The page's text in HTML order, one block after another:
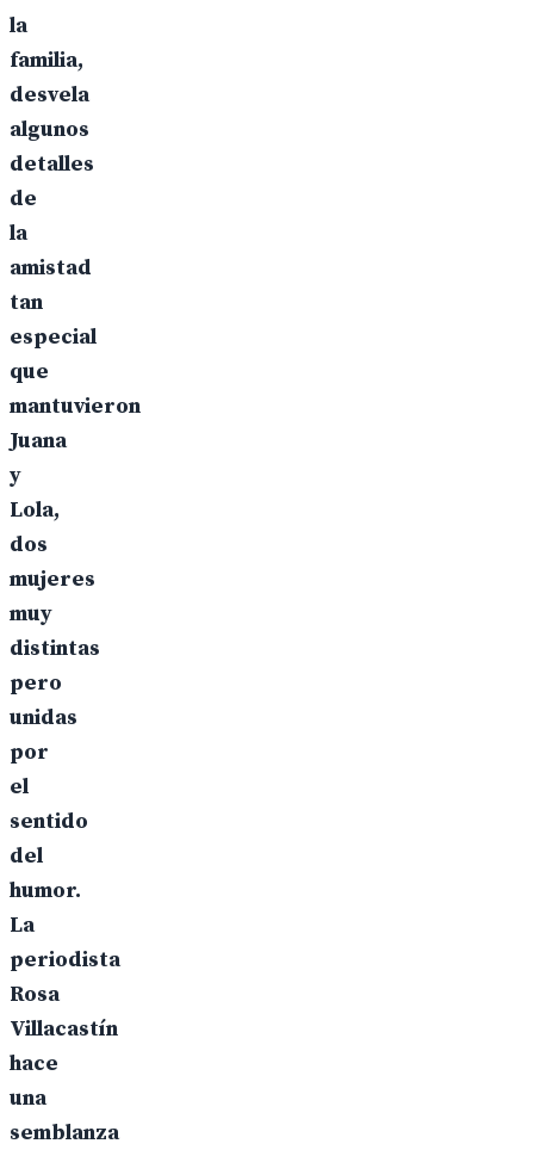
la
familia,
desvela
algunos
detalles
de
la
amistad
tan
especial
que
mantuvieron
Juana
y
Lola,
dos
mujeres
muy
distintas
pero
unidas
por
el
sentido
del
humor.
La
periodista
Rosa
Villacastín
hace
una
semblanza